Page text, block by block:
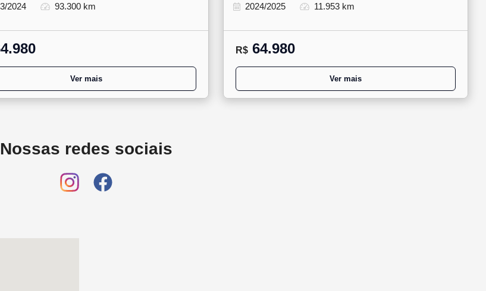
2024 93.300 km
Ver mais
2024/2025 11.953 km
R$ 64.980
Ver mais
Nossas redes sociais